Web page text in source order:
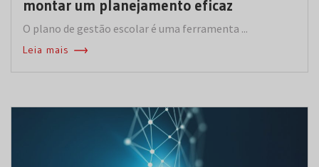
montar um planejamento eficaz
O plano de gestão escolar é uma ferramenta ...
Leia mais